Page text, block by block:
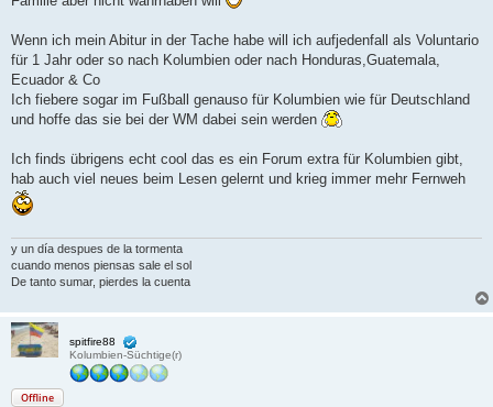
Wenn ich mein Abitur in der Tache habe will ich aufjedenfall als Voluntario
für 1 Jahr oder so nach Kolumbien oder nach Honduras,Guatemala,
Ecuador & Co
Ich fiebere sogar im Fußball genauso für Kolumbien wie für Deutschland
und hoffe das sie bei der WM dabei sein werden
Ich finds übrigens echt cool das es ein Forum extra für Kolumbien gibt,
hab auch viel neues beim Lesen gelernt und krieg immer mehr Fernweh
y un día despues de la tormenta
cuando menos piensas sale el sol
De tanto sumar, pierdes la cuenta
spitfire88
Kolumbien-Süchtige(r)
Offline